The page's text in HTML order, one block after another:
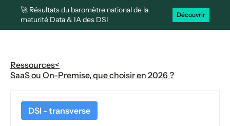
🚀 Résultats du baromètre national de la
maturité Data & IA des DSI
Découvrir
Ressources<
SaaS ou On-Premise, que choisir en 2026 ?
DSI - transverse